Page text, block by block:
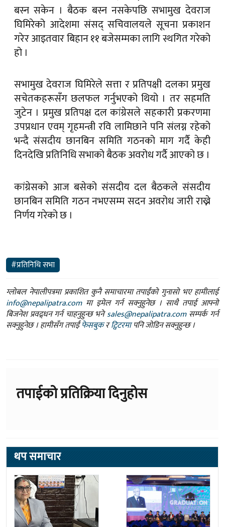
बस्न सकेन । बैठक बस्न नसकेपछि सभामुख देवराज
घिमिरेको आदेशमा संसद् सचिवालयले सूचना प्रकाशन
गरेर आइतवार बिहान ११ बजेसम्मका लागि स्थगित गरेको
हो ।
सभामुख देवराज घिमिरेले सत्ता र प्रतिपक्षी दलका प्रमुख
सचेतकहरूसँग छलफल गर्नुभएको थियो । तर सहमति
जुटेन । प्रमुख प्रतिपक्ष दल कांग्रेसले सहकारी प्रकरणमा
उपप्रधान एवम् गृहमन्त्री रवि लामिछाने पनि संलग्न रहेको
भन्दै संसदीय छानबिन समिति गठनको माग गर्दै केही
दिनदेखि प्रतिनिधि सभाको बैठक अवरोध गर्दै आएको छ ।
कांग्रेसको आज बसेको संसदीय दल बैठकले संसदीय
छानबिन समिति गठन नभएसम्म सदन अवरोध जारी राख्ने
निर्णय गरेको छ ।
#प्रतिनिधि सभा
ग्लोबल नेपालीपत्रमा प्रकाशित कुनै समाचारमा तपाईंको गुनासो भए हामीलाई
info@nepalipatra.comमा इमेल गर्न सक्नुहुनेछ । साथै तपाई आफ्नो
बिजनेश प्रवद्र्धन गर्न चाहनुहुन्छ भनेsales@nepalipatra.comसम्पर्क गर्न
सक्नुहुनेछ । हामीसँग तपाईंफेसबुकरट्विटरमापनि जोडिन सक्नुहुन्छ ।
तपाईको प्रतिक्रिया दिनुहोस
थप समाचार